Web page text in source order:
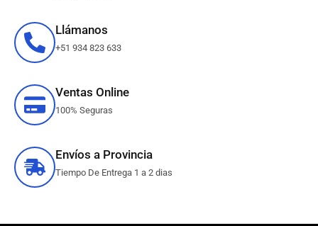
Llámanos
+51 934 823 633
Ventas Online
100% Seguras
Envíos a Provincia
Tiempo De Entrega 1 a 2 dias